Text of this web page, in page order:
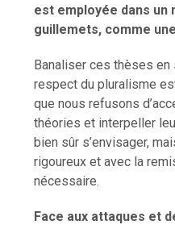
est employée dans un
guillemets, comme
Banaliser ces thèses en
respect du pluralisme
que nous refusons
théories et interpeller
bien sûr s’envisager,
rigoureux et avec la
nécessaire.
Face aux attaques et